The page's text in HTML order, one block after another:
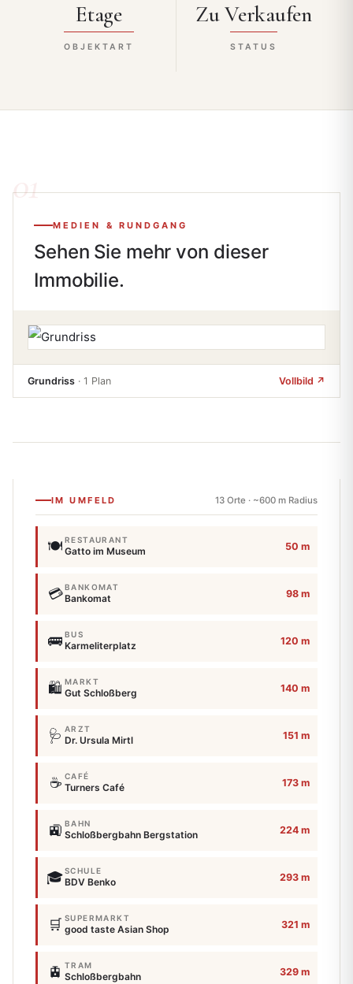
Etage
OBJEKTART
Zu Verkaufen
STATUS
MEDIEN & RUNDGANG
Sehen Sie mehr von dieser
Immobilie.
Grundriss · 1 Plan Vollbild ↗
IM UMFELD 13 Orte · ~600 m Radius
🍽️ RESTAURANT
Gatto im Museum 50 m
💳 BANKOMAT
Bankomat 98 m
🚌 BUS
Karmeliterplatz 120 m
🛍️ MARKT
Gut Schloßberg 140 m
🩺 ARZT
Dr. Ursula Mirtl 151 m
☕ CAFÉ
Turners Café 173 m
🚉 BAHN
Schloßbergbahn Bergstation 224 m
🎓SCHULE
BDV Benko 293 m
🛒 SUPERMARKT
good taste Asian Shop 321 m
🚊 TRAM
Schloßbergbahn 329 m